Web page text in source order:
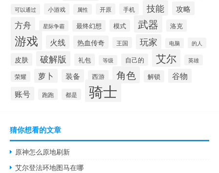
可以通过 小游戏 属性 开原 手机 技能 攻略
方舟 星际争霸 最终幻想 模式 武器 洛克
游戏 火线 热血传奇 王国 玩家 电脑 的人
皮肤 破解版 礼包 等级 自己的 艾尔 英雄
荣耀 萝卜 装备 西游 角色 解锁 谷物
账号 跑跑 都是 骑士
猜你想看的文章
原神怎么原地刷新
艾尔登法环地图马在哪